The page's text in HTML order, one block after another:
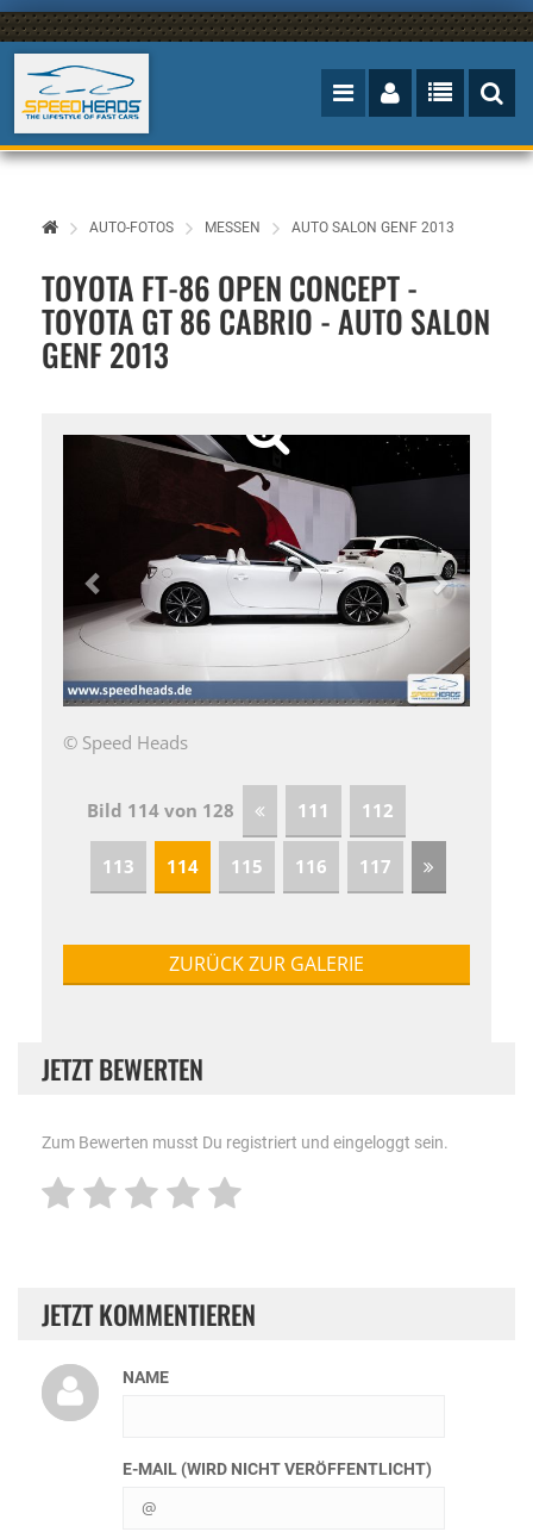
AUTO-FOTOS MESSEN AUTO SALON GENF 2013
TOYOTA FT-86 OPEN CONCEPT -
TOYOTA GT 86 CABRIO - AUTO SALON
GENF 2013
© Speed Heads
Bild 114 von 128 111 112
113 114 115 116 117
ZURÜCK ZUR GALERIE
JETZT BEWERTEN
Zum Bewerten musst Du registriert und eingeloggt sein.
JETZT KOMMENTIEREN
NAME
E-MAIL (WIRD NICHT VERÖFFENTLICHT)